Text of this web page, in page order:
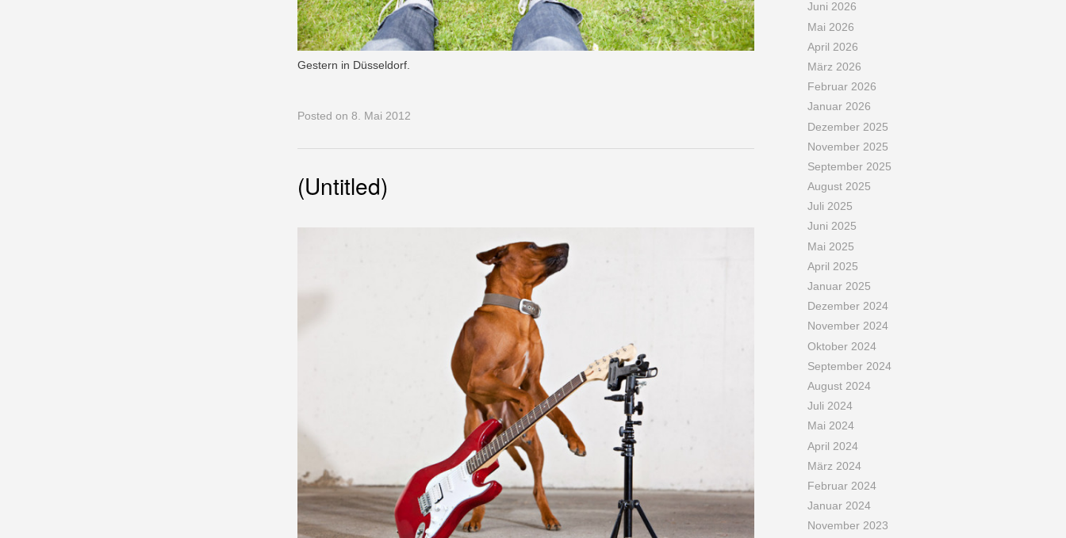
Gestern in Düsseldorf.
Posted on 8. Mai 2012
(Untitled)
Juni 2026
Mai 2026
April 2026
März 2026
Februar 2026
Januar 2026
Dezember 2025
November 2025
September 2025
August 2025
Juli 2025
Juni 2025
Mai 2025
April 2025
Januar 2025
Dezember 2024
November 2024
Oktober 2024
September 2024
August 2024
Juli 2024
Mai 2024
April 2024
März 2024
Februar 2024
Januar 2024
November 2023